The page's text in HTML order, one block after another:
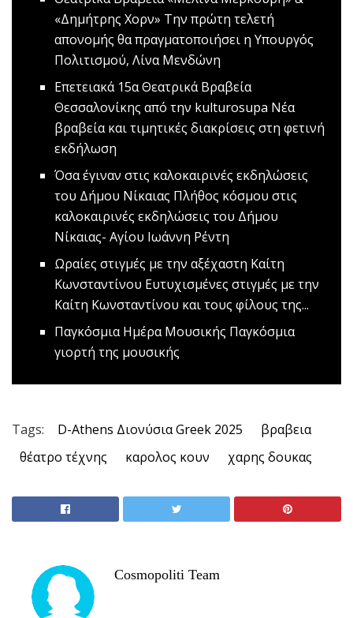
«Δημήτρης Χορν» Την πρώτη τελετή
απονομής θα πραγματοποιήσει η Υπουργός
Πολιτισμού, Λίνα Μενδώνη
Eπετειακά 15α Θεατρικά Βραβεία
Θεσσαλονίκης από την kulturosupa Νέα
βραβεία και τιμητικές διακρίσεις στη φετινή
εκδήλωση
Όσα έγιναν στις καλοκαιρινές εκδηλώσεις
του Δήμου Νίκαιας Πλήθος κόσμου στις
καλοκαιρινές εκδηλώσεις του Δήμου
Νίκαιας- Αγίου Ιωάννη Ρέντη
Ωραίες στιγμές με την αξέχαστη Καίτη
Κωνσταντίνου Ευτυχισμένες στιγμές με την
Καίτη Κωνσταντίνου και τους φίλους της...
Παγκόσμια Ημέρα Μουσικής Παγκόσμια
γιορτή της μουσικής
Tags: D-Athens Διονύσια Greek 2025
βραβεια
θέατρο τέχνης
καρολος κουν χαρης δουκας
Cosmopoliti Team